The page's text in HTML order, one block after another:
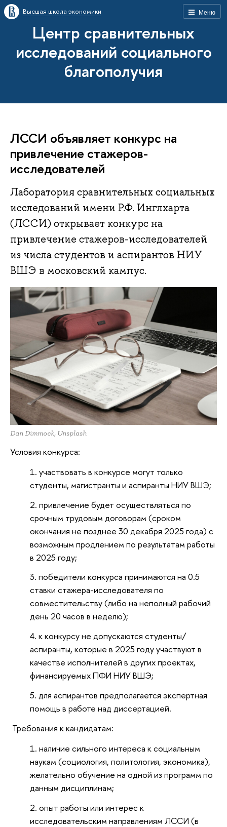
Меню
Высшая школа экономики
Центр сравнительных
исследований социального
благополучия
ЛССИ объявляет конкурс на
привлечение стажеров-
исследователей
Лаборатория сравнительных социальных
исследований имени Р.Ф. Инглхарта
(ЛССИ) открывает конкурс на
привлечение стажеров-исследователей
из числа студентов и аспирантов НИУ
ВШЭ в московский кампус.
Dan Dimmock, Unsplash
Условия конкурса:
участвовать в конкурсе могут только
студенты, магистранты и аспиранты НИУ ВШЭ;
привлечение будет осуществляться по
срочным трудовым договорам (сроком
окончания не позднее 30 декабря 2025 года) с
возможным продлением по результатам работы
в 2025 году;
победители конкурса принимаются на 0.5
ставки стажера-исследователя по
совместительству (либо на неполный рабочий
день 20 часов в неделю);
к конкурсу не допускаются студенты/
аспиранты, которые в 2025 году участвуют в
качестве исполнителей в других проектах,
финансируемых ПФИ НИУ ВШЭ;
для аспирантов предполагается экспертная
помощь в работе над диссертацией.
Требования к кандидатам:
наличие сильного интереса к социальным
наукам (социология, политология, экономика),
желательно обучение на одной из программ по
данным дисциплинам;
опыт работы или интерес к
исследовательским направлениям ЛССИ (в